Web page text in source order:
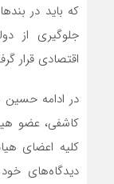
که باید در
جلوگیری از
اقتصادی قرار
در ادامه حسین
کاشفی، عضو
کلیه اعضای
دیدگاه‌های